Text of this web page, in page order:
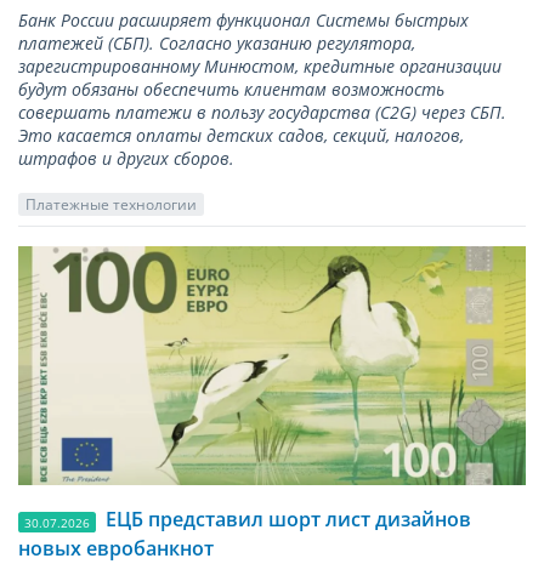
Банк России расширяет функционал Системы быстрых
платежей (СБП). Согласно указанию регулятора,
зарегистрированному Минюстом, кредитные организации
будут обязаны обеспечить клиентам возможность
совершать платежи в пользу государства (С2G) через СБП.
Это касается оплаты детских садов, секций, налогов,
штрафов и других сборов.
Платежные технологии
30.07.2026
ЕЦБ представил шорт лист дизайнов
новых евробанкнот